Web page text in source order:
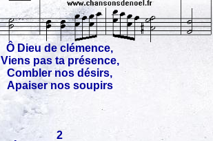
Ô Dieu de clémence,
Viens pas ta présence,
Combler nos désirs,
Apaiser nos soupirs
2